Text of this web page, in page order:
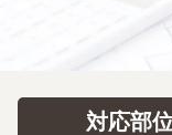
対応部位